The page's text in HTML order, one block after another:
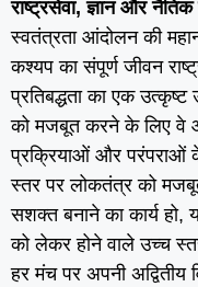
राष्ट्रसेवा, ज्ञान और नैतिक
स्वतंत्रता आंदोलन की
कश्यप का संपूर्ण जीवन
प्रतिबद्धता का एक
को मजबूत करने के लिए वे
प्रक्रियाओं और परंपराओं
स्तर पर लोकतंत्र को
सशक्त बनाने का कार्य हो,
को लेकर होने वाले उच्च
हर मंच पर अपनी अद्वितीय